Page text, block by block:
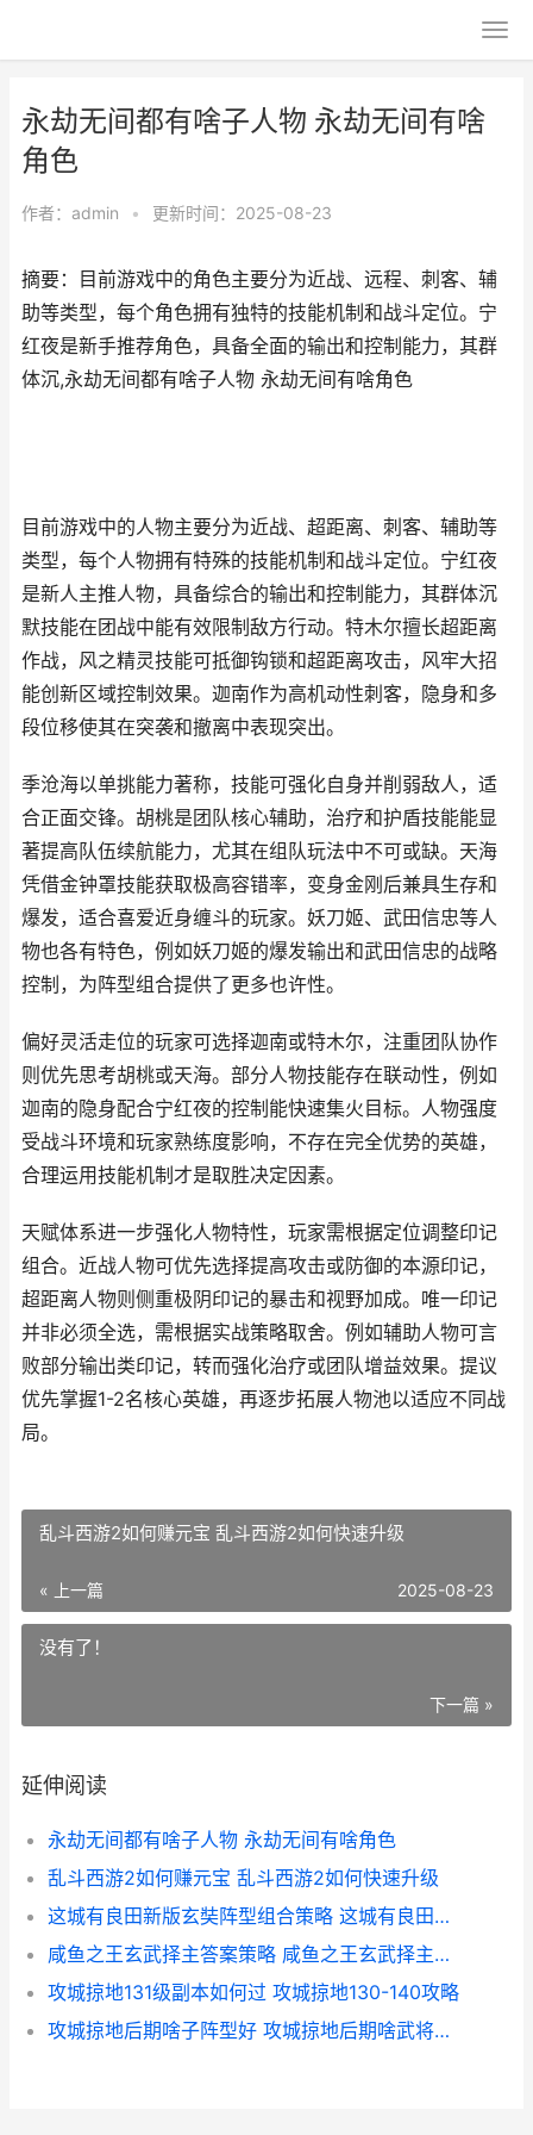
永劫无间都有啥子人物 永劫无间有啥
角色
作者： admin • 更新时间：2025-08-23
摘要：目前游戏中的角色主要分为近战、远程、刺客、辅
助等类型，每个角色拥有独特的技能机制和战斗定位。宁
红夜是新手推荐角色，具备全面的输出和控制能力，其群
体沉,永劫无间都有啥子人物 永劫无间有啥角色
目前游戏中的人物主要分为近战、超距离、刺客、辅助等
类型，每个人物拥有特殊的技能机制和战斗定位。宁红夜
是新人主推人物，具备综合的输出和控制能力，其群体沉
默技能在团战中能有效限制敌方行动。特木尔擅长超距离
作战，风之精灵技能可抵御钩锁和超距离攻击，风牢大招
能创新区域控制效果。迦南作为高机动性刺客，隐身和多
段位移使其在突袭和撤离中表现突出。
季沧海以单挑能力著称，技能可强化自身并削弱敌人，适
合正面交锋。胡桃是团队核心辅助，治疗和护盾技能能显
著提高队伍续航能力，尤其在组队玩法中不可或缺。天海
凭借金钟罩技能获取极高容错率，变身金刚后兼具生存和
爆发，适合喜爱近身缠斗的玩家。妖刀姬、武田信忠等人
物也各有特色，例如妖刀姬的爆发输出和武田信忠的战略
控制，为阵型组合提供了更多也许性。
偏好灵活走位的玩家可选择迦南或特木尔，注重团队协作
则优先思考胡桃或天海。部分人物技能存在联动性，例如
迦南的隐身配合宁红夜的控制能快速集火目标。人物强度
受战斗环境和玩家熟练度影响，不存在完全优势的英雄，
合理运用技能机制才是取胜决定因素。
天赋体系进一步强化人物特性，玩家需根据定位调整印记
组合。近战人物可优先选择提高攻击或防御的本源印记，
超距离人物则侧重极阴印记的暴击和视野加成。唯一印记
并非必须全选，需根据实战策略取舍。例如辅助人物可言
败部分输出类印记，转而强化治疗或团队增益效果。提议
优先掌握1-2名核心英雄，再逐步拓展人物池以适应不同战
局。
乱斗西游2如何赚元宝 乱斗西游2如何快速升级
« 上一篇 2025-08-23
没有了！
下一篇 »
延伸阅读
永劫无间都有啥子人物 永劫无间有啥角色
乱斗西游2如何赚元宝 乱斗西游2如何快速升级
这城有良田新版玄奘阵型组合策略 这城有良田新版本三国
咸鱼之王玄武择主答案策略 咸鱼之王玄武择主选谁
攻城掠地131级副本如何过 攻城掠地130-140攻略
攻城掠地后期啥子阵型好 攻城掠地后期啥武将最强